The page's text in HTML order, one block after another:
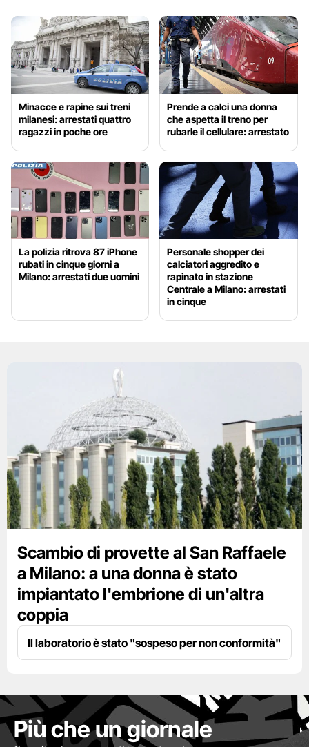
Minacce e rapine sui treni
milanesi: arrestati quattro
ragazzi in poche ore
Prende a calci una donna
che aspetta il treno per
rubarle il cellulare: arrestato
La polizia ritrova 87 iPhone
rubati in cinque giorni a
Milano: arrestati due uomini
Personale shopper dei
calciatori aggredito e
rapinato in stazione
Centrale a Milano: arrestati
in cinque
Scambio di provette al San Raffaele
a Milano: a una donna è stato
impiantato l'embrione di un'altra
coppia
Il laboratorio è stato "sospeso per non conformità"
Più che un giornale